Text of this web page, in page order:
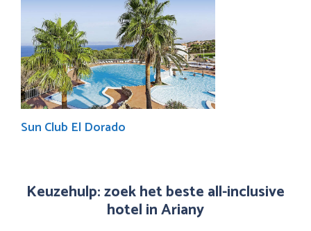
Sun Club El Dorado
Keuzehulp: zoek het beste all-inclusive
hotel in Ariany